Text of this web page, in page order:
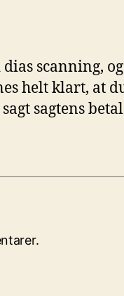
scanning,
helt klart, at
sagtens